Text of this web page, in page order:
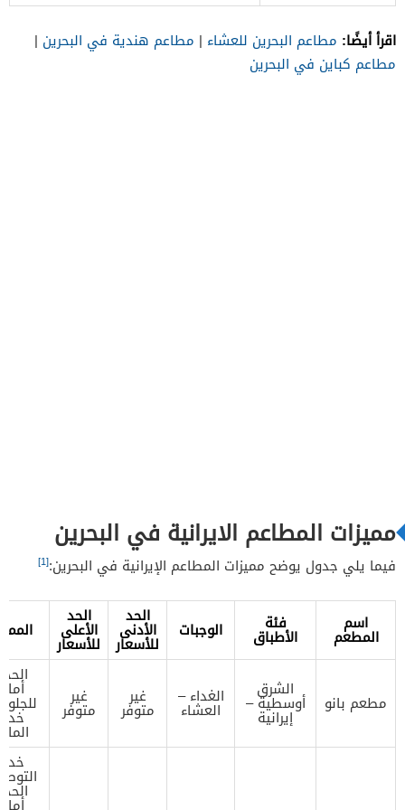
اقرأ أيضًا: مطاعم البحرين للعشاء | مطاعم هندية في البحرين |
مطاعم كباين في البحرين
مميزات المطاعم الايرانية في البحرين
فيما يلي جدول يوضح مميزات المطاعم الإيرانية في البحرين:[1]
اسم
المطعم
فئة
الأطباق الوجبات
الحد
الأدنى
للأسعار
الحد
الأعلى
للأسعار
مطعم بانو
الشرق
أوسطية –
إيرانية
الغداء –
العشاء
غير
متوفر
غير
متوفر